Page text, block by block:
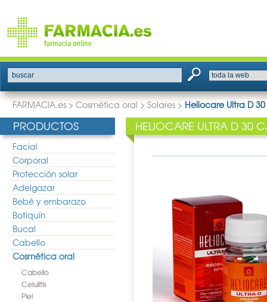
buscar
FARMACIA.es > Cosmética oral > Solares > Heliocare Ultra D
PRODUCTOS
Facial
Corporal
Protección solar
Adelgazar
Bebé y embarazo
Botiquín
Bucal
Cabello
Cosmética oral
Cabello
Celulitis
Piel
HELIOCARE ULTRA D 30